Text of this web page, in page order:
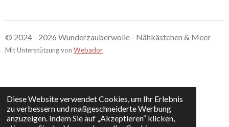
Diese Website verwendet Cookies, um Ihr Erlebnis
zu verbessern und maßgeschneiderte Werbung
anzuzeigen. Indem Sie auf „Akzeptieren“ klicken,
© 2024 - 2026 Wunderzauberwolle - Nähkästchen & Meer
Mit Unterstützung von Webador